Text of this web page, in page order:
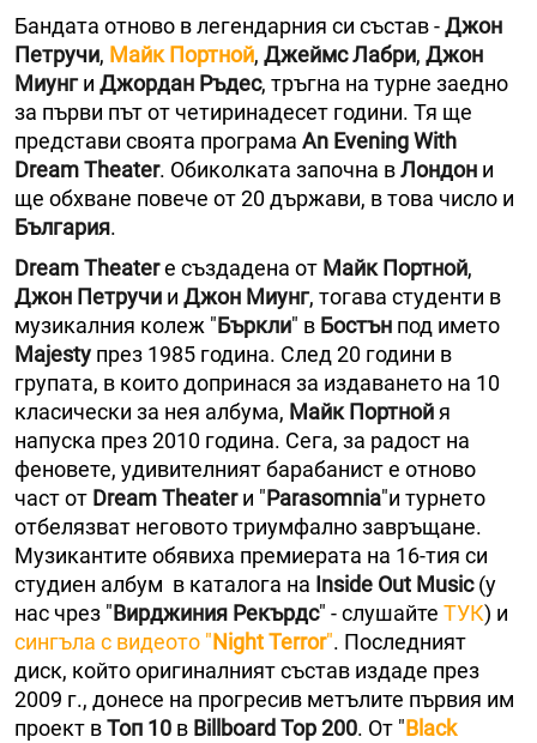
Бандата отново в легендарния си състав -Джон
Петручи, Майк Портной, Джеймс Лабри, Джон
Миунги Джордан Ръдес, тръгна на турне заедно
за първи път от четиринадесет години. Тя ще
представи своята програма Аn Evening With
Dream Theater. Обиколката започна вЛондон и
ще обхване повече от 20 държави, в това число и
България.
Dream Theaterе създадена от Майк Портной,
Джон Петручи и Джон Миунг, тогава студенти в
музикалния колеж "Бъркли" в Бостън под името
Majesty през 1985 година. След 20 години в
групата, в които допринася за издаването на 10
класически за нея албума, Майк Портнойя
напуска през 2010 година. Сега, за радост на
феновете, удивителният барабанист е отново
част от Dream Theaterи "Parasomnia"и турнето
отбелязват неговото триумфално завръщане.
Музикантите обявиха премиерата на 16-тия си
студиен албум в каталога на Inside Out Music(у
нас чрез "Вирджиния Рекърдс" - слушайте ТУК) и
сингъла с видеото "Night Terror". Последният
диск, който оригиналният състав издаде през
2009 г., донесе на прогресив метълите първия им
проект вТоп 10 в Billboard Top 200. От "Black